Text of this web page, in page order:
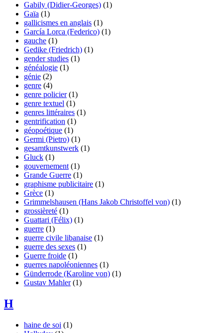
Gabily (Didier-Georges) (1)
Gaïa (1)
gallicismes en anglais (1)
García Lorca (Federico) (1)
gauche (1)
Gedike (Friedrich) (1)
gender studies (1)
généalogie (1)
génie (2)
genre (4)
genre policier (1)
genre textuel (1)
genres littéraires (1)
gentrification (1)
géopoétique (1)
Germi (Pietro) (1)
gesamtkunstwerk (1)
Gluck (1)
gouvernement (1)
Grande Guerre (1)
graphisme publicitaire (1)
Grèce (1)
Grimmelshausen (Hans Jakob Christoffel von) (1)
grossièreté (1)
Guattari (Félix) (1)
guerre (1)
guerre civile libanaise (1)
guerre des sexes (1)
Guerre froide (1)
guerres napoléoniennes (1)
Günderrode (Karoline von) (1)
Gustav Mahler (1)
H
haine de soi (1)